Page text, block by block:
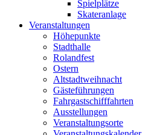
Spielplätze
Skateranlage
Veranstaltungen
Höhepunkte
Stadthalle
Rolandfest
Ostern
Altstadtweihnacht
Gästeführungen
Fahrgastschifffahrten
Ausstellungen
Veranstaltungsorte